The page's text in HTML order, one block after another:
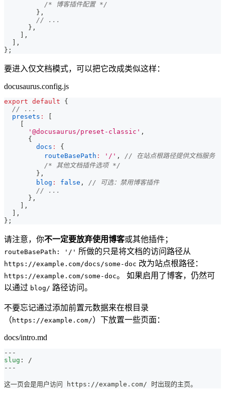
/* 博客插件配置 */
} ,
// ...
} ,
,
,
} ;
要进入仅文档模式，可以把它改成类似这样：
docusaurus.config.js
export default
{
// ...
presets :
'@docusaurus/preset-classic' ,
{
docs :
{
routeBasePath : '/' ,
// 在站点根路径提供文档服务
/* 其他文档插件选项 */
} ,
blog : false ,
// 可选：禁用博客插件
// ...
} ,
,
,
} ;
请注意，你不一定要放弃使用博客或其他插件；
routeBasePath: '/' 所做的只是将文档的访问路径从
https://example.com/docs/some-doc 改为站点根路径：
https://example.com/some-doc。 如果启用了博客，仍然可
以通过 blog/ 路径访问。
不要忘记通过添加前置元数据来在根目录
（ https://example.com/ ）下放置一些页面：
docs/intro.md
---
slug :
/
---
这一页会是用户访问 https://example.com/ 时出现的主页。